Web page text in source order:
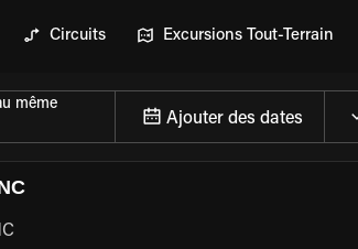
Circuits Excursions Tout-Terrain
même
Ajouter des dates